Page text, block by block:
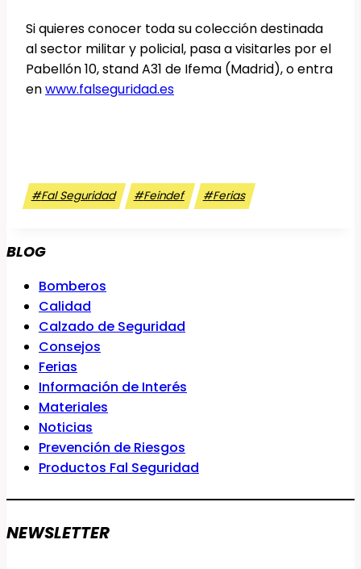
Si quieres conocer toda su colección destinada
al sector militar y policial, pasa a visitarles por el
Pabellón 10, stand A31 de Ifema (Madrid), o entra
enwww.falseguridad.es
Etiquetas
de
entrada:
#Fal Seguridad #Feindef #Ferias
BLOG
Bomberos
Calidad
Calzado de Seguridad
Consejos
Ferias
Información de Interés
Materiales
Noticias
Prevención de Riesgos
Productos Fal Seguridad
NEWSLETTER